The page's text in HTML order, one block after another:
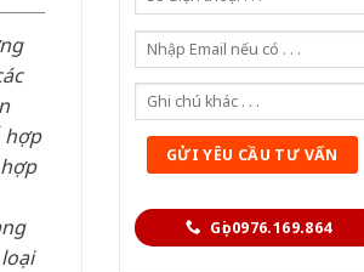
Gọi 0976.169.864
hợp